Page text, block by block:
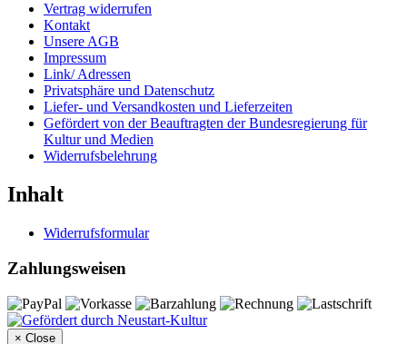
Vertrag widerrufen
Kontakt
Unsere AGB
Impressum
Link/ Adressen
Privatsphäre und Datenschutz
Liefer- und Versandkosten und Lieferzeiten
Gefördert von der Beauftragten der Bundesregierung für
Kultur und Medien
Widerrufsbelehrung
Inhalt
Widerrufsformular
Zahlungsweisen
× Close